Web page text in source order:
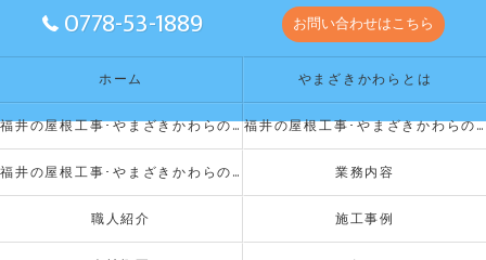
0778-53-1889 お問い合わせはこちら
ホーム やまざきかわらとは
福井の屋根工事･やまざきかわらの口コミ情報 福井の屋根工事･やまざきかわらのお客様の声
福井の屋根工事･やまざきかわらの評判 業務内容
職人紹介 施工事例